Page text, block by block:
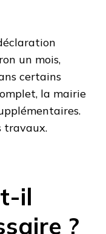
un mois,
certains
la mairie
travaux.
il
?